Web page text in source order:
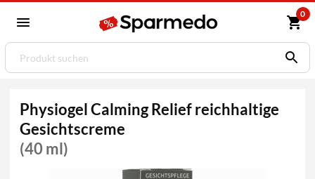
0
Physiogel Calming Relief reichhaltige
Gesichtscreme
(40 ml)